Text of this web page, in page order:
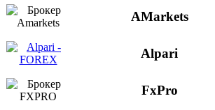
AMarkets
Alpari
FxPro